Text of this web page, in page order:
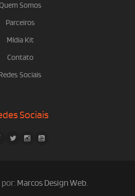
Somos
Parceiros
Mídia Kit
Contato
Sociais
Sociais
por: Marcos Design Web.